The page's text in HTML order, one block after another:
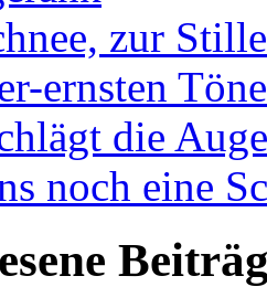
zur Stille
ernsten Töne
die
noch eine